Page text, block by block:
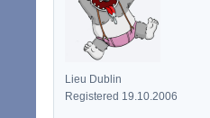
Lieu Dublin
Registered 19.10.2006